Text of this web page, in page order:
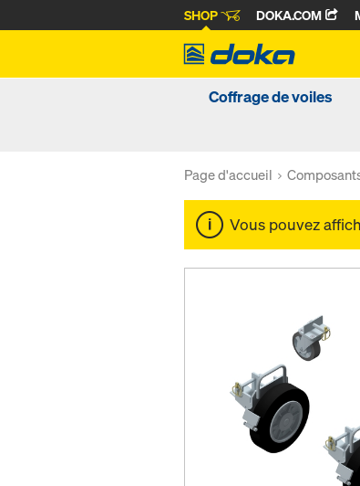
SHOP DOKA.COM
Coffrage de voiles
Page d'accueil
Vous pouvez